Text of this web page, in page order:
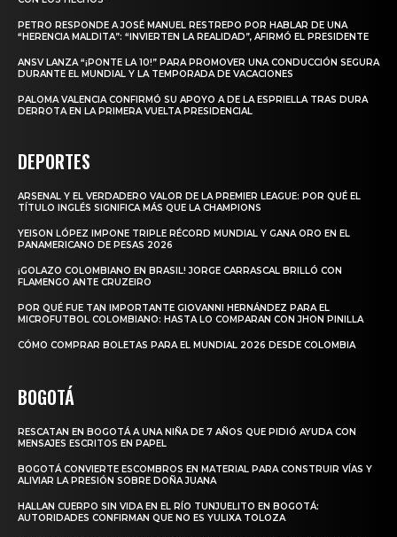
PETRO RESPONDE A JOSÉ MANUEL RESTREPO POR HABLAR DE UNA
“HERENCIA MALDITA”: “INVIERTEN LA REALIDAD”, AFIRMÓ EL PRESIDENTE
ANSV LANZA “¡PONTE LA 10!” PARA PROMOVER UNA CONDUCCIÓN SEGURA
DURANTE EL MUNDIAL Y LA TEMPORADA DE VACACIONES
PALOMA VALENCIA CONFIRMÓ SU APOYO A DE LA ESPRIELLA TRAS DURA
DERROTA EN LA PRIMERA VUELTA PRESIDENCIAL
DEPORTES
ARSENAL Y EL VERDADERO VALOR DE LA PREMIER LEAGUE: POR QUÉ EL
TÍTULO INGLÉS SIGNIFICA MÁS QUE LA CHAMPIONS
YEISON LÓPEZ IMPONE TRIPLE RÉCORD MUNDIAL Y GANA ORO EN EL
PANAMERICANO DE PESAS 2026
¡GOLAZO COLOMBIANO EN BRASIL! JORGE CARRASCAL BRILLÓ CON
FLAMENGO ANTE CRUZEIRO
POR QUÉ FUE TAN IMPORTANTE GIOVANNI HERNÁNDEZ PARA EL
MICROFUTBOL COLOMBIANO: HASTA LO COMPARAN CON JHON PINILLA
CÓMO COMPRAR BOLETAS PARA EL MUNDIAL 2026 DESDE COLOMBIA
BOGOTÁ
RESCATAN EN BOGOTÁ A UNA NIÑA DE 7 AÑOS QUE PIDIÓ AYUDA CON
MENSAJES ESCRITOS EN PAPEL
BOGOTÁ CONVIERTE ESCOMBROS EN MATERIAL PARA CONSTRUIR VÍAS Y
ALIVIAR LA PRESIÓN SOBRE DOÑA JUANA
HALLAN CUERPO SIN VIDA EN EL RÍO TUNJUELITO EN BOGOTÁ:
AUTORIDADES CONFIRMAN QUE NO ES YULIXA TOLOZA